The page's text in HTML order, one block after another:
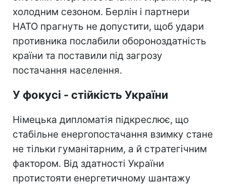
холодним сезоном. Берлін і партнери
НАТО прагнуть не допустити, щоб удари
противника послабили обороноздатність
країни та поставили під загрозу
постачання населення.
У фокусі - стійкість України
Німецька дипломатія підкреслює, що
стабільне енергопостачання взимку стане
не тільки гуманітарним, а й стратегічним
фактором. Від здатності України
протистояти енергетичному шантажу